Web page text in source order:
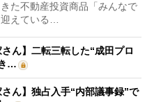
た不動産投資商品「みんなで
迎えている…
ん】二転三転した“成田プロ
…
ん】独占入手“内部議事録”で